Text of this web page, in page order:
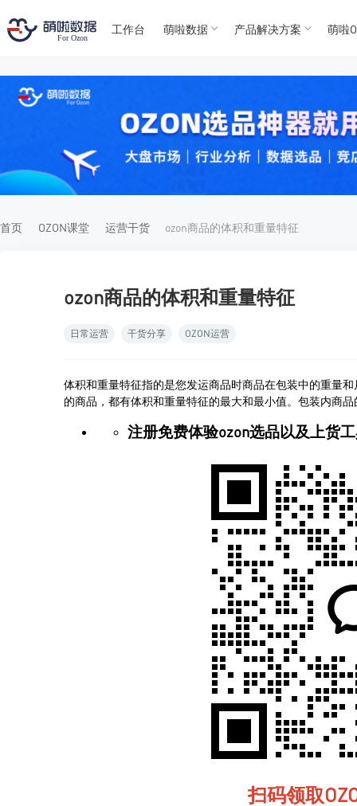
For
For
工作台 萌啦数据 产品解决方案 萌啦
首页 OZON课堂 运营干货 ozon商品的体积和重量特征
ozon商品的体积和重量特征
日常运营 干货分享 OZON运营